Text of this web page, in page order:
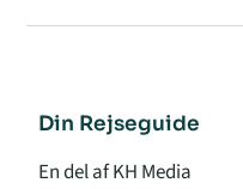
Din Rejseguide
En del af KH Media